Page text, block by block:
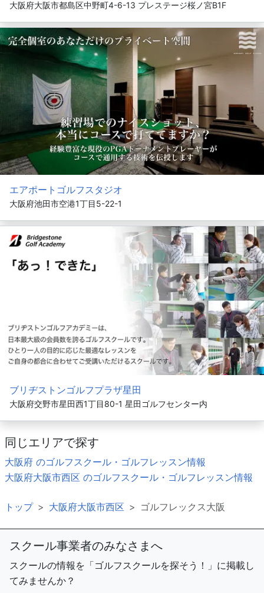
大阪府大阪市都島区中野町4-6-13 プレステージ桜ノ宮B1F
エアポートゴルフスタジオ
大阪府池田市空港1丁目5-22-1
ブリヂストンゴルフプラザ星田
大阪府交野市星田西1丁目80-1 星田ゴルフセンター内
同じエリアで探す
大阪府 のゴルフスクール・ゴルフレッスン情報
大阪府大阪市西区 のゴルフスクール・ゴルフレッスン情報
トップ 大阪府大阪市西区 ゴルフレックス大阪
スクール事業者のみなさまへ
スクールの情報を「ゴルフスクールを探そう！」に掲載し
てみませんか？